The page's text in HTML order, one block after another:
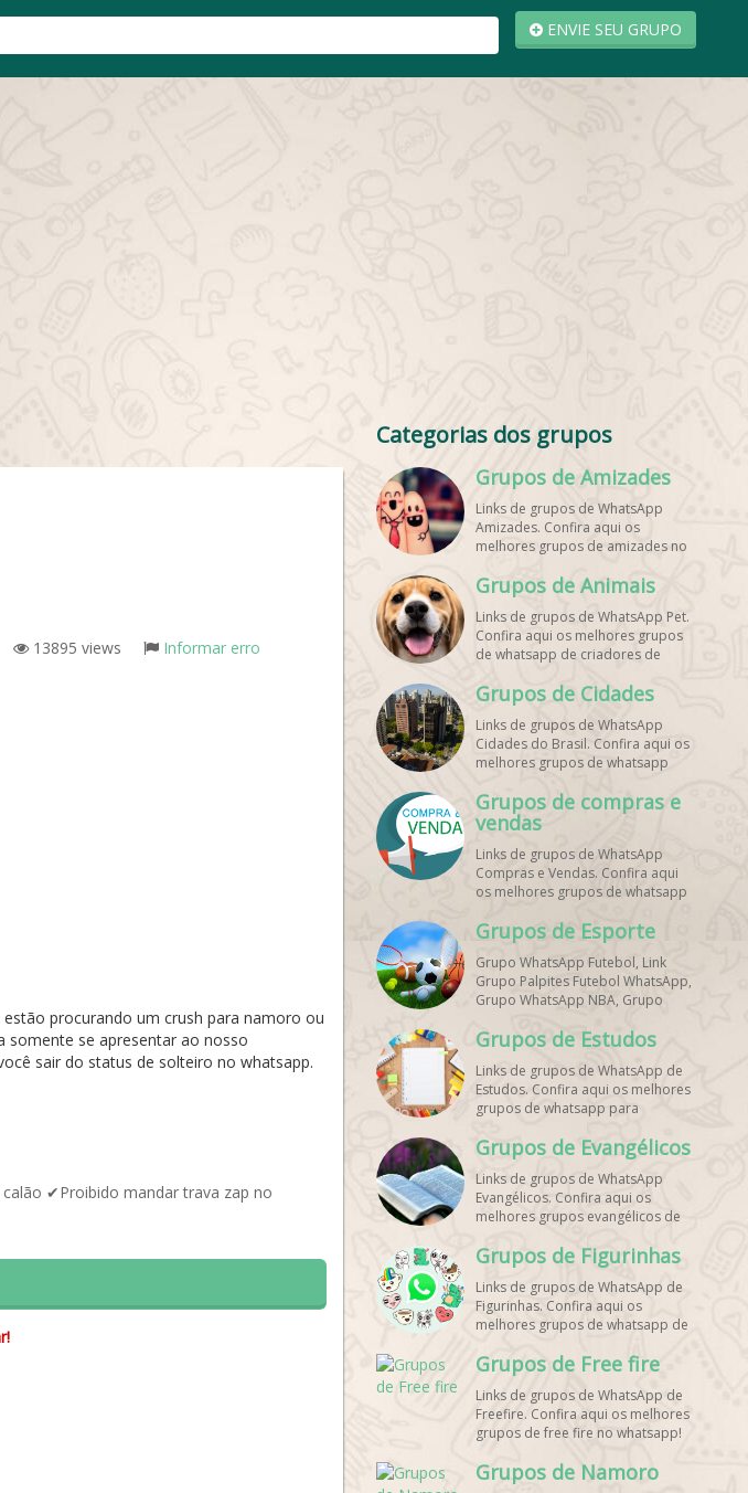
ENVIE SEU GRUPO
13895 views Informar erro
procurando um crush para namoro ou
somente se apresentar ao nosso
sair do status de solteiro no whatsapp.
✔Proibido mandar trava zap no
Categorias dos grupos
Grupos de Amizades
Links de grupos de WhatsApp
Amizades. Confira aqui os
melhores grupos de amizades no
Grupos de Animais
Links de grupos de WhatsApp Pet.
Confira aqui os melhores grupos
de whatsapp de criadores de
Grupos de Cidades
Links de grupos de WhatsApp
Cidades do Brasil. Confira aqui os
melhores grupos de whatsapp
Grupos de compras e
vendas
Links de grupos de WhatsApp
Compras e Vendas. Confira aqui
os melhores grupos de whatsapp
Grupos de Esporte
Grupo WhatsApp Futebol, Link
Grupo Palpites Futebol WhatsApp,
Grupo WhatsApp NBA, Grupo
WhatsApp Treino, Grupo
WhatsApp Notícias Esportes,
Grupo de Debates Esportivos
WhatsApp, Grupo de Torcedores
[Nome do Time] WhatsApp, Link
Grupo WhatsApp Dicas de Treino,
Grupo WhatsApp Futebol Ao Vivo.
Grupo WhatsApp Esporte, Grupos
de Esporte WhatsApp, WhatsApp
Esportes, Comunidade Esportiva
WhatsApp, Link Grupo WhatsApp
Esporte. Link Grupo WhatsApp
Esporte, Grupo WhatsApp Futebol,
Link Grupo Palpites Futebol
WhatsApp, Grupo WhatsApp NBA,
Grupos de Estudos
Links de grupos de WhatsApp de
Estudos. Confira aqui os melhores
grupos de whatsapp para
Grupos de Evangélicos
Links de grupos de WhatsApp
Evangélicos. Confira aqui os
melhores grupos evangélicos de
Grupos de Figurinhas
Links de grupos de WhatsApp de
Figurinhas. Confira aqui os
melhores grupos de whatsapp de
Grupos de Free fire
Links de grupos de WhatsApp de
Freefire. Confira aqui os melhores
grupos de free fire no whatsapp!
Grupos de Namoro